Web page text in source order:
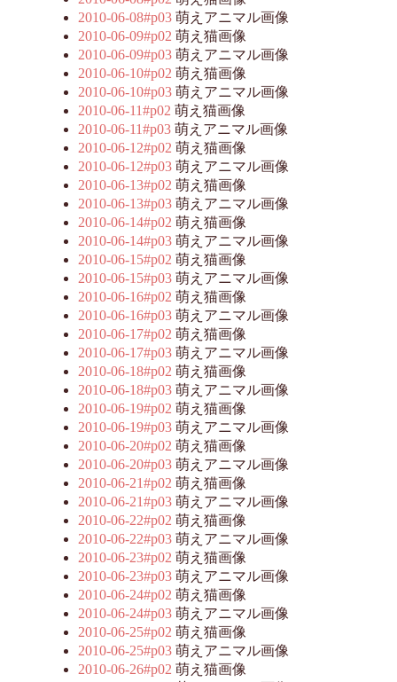
2010-06-08#p03 萌えアニマル画像
2010-06-09#p02 萌え猫画像
2010-06-09#p03 萌えアニマル画像
2010-06-10#p02 萌え猫画像
2010-06-10#p03 萌えアニマル画像
2010-06-11#p02 萌え猫画像
2010-06-11#p03 萌えアニマル画像
2010-06-12#p02 萌え猫画像
2010-06-12#p03 萌えアニマル画像
2010-06-13#p02 萌え猫画像
2010-06-13#p03 萌えアニマル画像
2010-06-14#p02 萌え猫画像
2010-06-14#p03 萌えアニマル画像
2010-06-15#p02 萌え猫画像
2010-06-15#p03 萌えアニマル画像
2010-06-16#p02 萌え猫画像
2010-06-16#p03 萌えアニマル画像
2010-06-17#p02 萌え猫画像
2010-06-17#p03 萌えアニマル画像
2010-06-18#p02 萌え猫画像
2010-06-18#p03 萌えアニマル画像
2010-06-19#p02 萌え猫画像
2010-06-19#p03 萌えアニマル画像
2010-06-20#p02 萌え猫画像
2010-06-20#p03 萌えアニマル画像
2010-06-21#p02 萌え猫画像
2010-06-21#p03 萌えアニマル画像
2010-06-22#p02 萌え猫画像
2010-06-22#p03 萌えアニマル画像
2010-06-23#p02 萌え猫画像
2010-06-23#p03 萌えアニマル画像
2010-06-24#p02 萌え猫画像
2010-06-24#p03 萌えアニマル画像
2010-06-25#p02 萌え猫画像
2010-06-25#p03 萌えアニマル画像
2010-06-26#p02 萌え猫画像